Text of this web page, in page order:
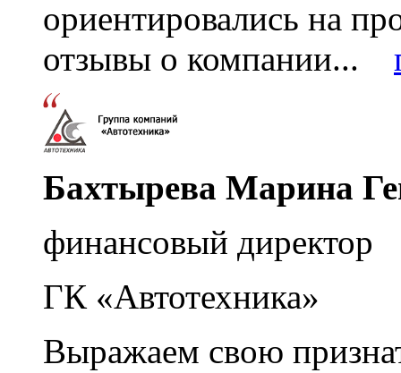
ориентировались на
отзывы о компании...
Бахтырева Марина
финансовый директор
ГК «Автотехника»
Выражаем свою